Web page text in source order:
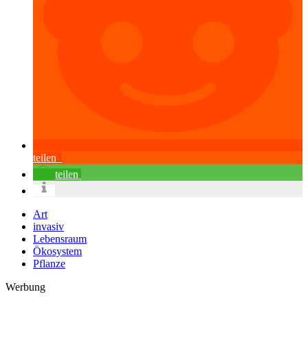
teilen
teilen
Art
invasiv
Lebensraum
Ökosystem
Pflanze
Werbung